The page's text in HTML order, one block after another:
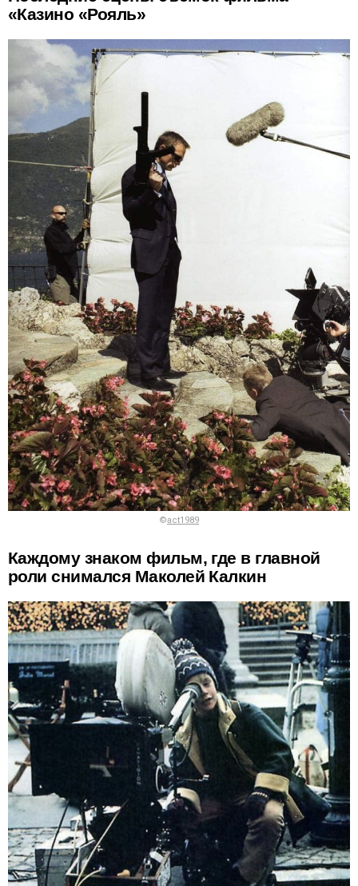
«Казино «Рояль»
©act1989
Каждому знаком фильм, где в главной
роли снимался Маколей Калкин